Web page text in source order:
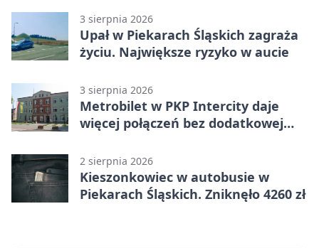
3 sierpnia 2026
Upał w Piekarach Śląskich zagraża
życiu. Największe ryzyko w aucie
3 sierpnia 2026
Metrobilet w PKP Intercity daje
więcej połączeń bez dodatkowej
2 sierpnia 2026
Kieszonkowiec w autobusie w
Piekarach Śląskich. Zniknęło 4260 zł